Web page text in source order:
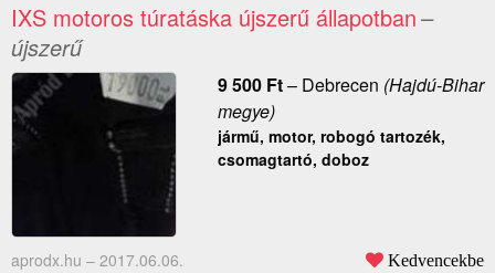
IXS motoros túratáska újszerű állapotban–
újszerű
9 500 Ft– Debrecen (Hajdú-Bihar
megye)
jármű, motor, robogó tartozék,
csomagtartó, doboz
aprodx.hu – 2017.06.06. Kedvencekbe